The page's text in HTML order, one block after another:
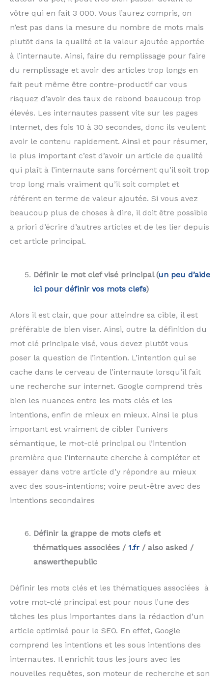
vôtre qui en fait 3 000. Vous l’aurez compris, on
n’est pas dans la mesure du nombre de mots mais
plutôt dans la qualité et la valeur ajoutée apportée
à l’internaute. Ainsi, faire du remplissage pour faire
du remplissage et avoir des articles trop longs en
fait peut même être contre-productif car vous
risquez d’avoir des taux de rebond beaucoup trop
élevés. Les internautes passent vite sur les pages
Internet, des fois 10 à 30 secondes, donc ils veulent
avoir le contenu rapidement. Ainsi et pour résumer,
le plus important c’est d’avoir un article de qualité
qui plaît à l’internaute sans forcément qu’il soit trop
trop long mais vraiment qu’il soit complet et
référent en terme de valeur ajoutée. Si vous avez
beaucoup plus de choses à dire, il doit être possible
a priori d’écrire d’autres articles et de les lier depuis
cet article principal.
Définir le mot clef visé principal (un peu d’aide
ici pour définir vos mots clefs)
Alors il est clair, que pour atteindre sa cible, il est
préférable de bien viser. Ainsi, outre la définition du
mot clé principale visé, vous devez plutôt vous
poser la question de l’intention. L’intention qui se
cache dans le cerveau de l’internaute lorsqu’il fait
une recherche sur internet. Google comprend très
bien les nuances entre les mots clés et les
intentions, enfin de mieux en mieux. Ainsi le plus
important est vraiment de cibler l’univers
sémantique, le mot-clé principal ou l’intention
première que l’internaute cherche à compléter et
essayer dans votre article d’y répondre au mieux
avec des sous-intentions; voire peut-être avec des
intentions secondaires
Définir la grappe de mots clefs et
thématiques associées / 1.fr / also asked /
answerthepublic
Définir les mots clés et les thématiques associées à
votre mot-clé principal est pour nous l’une des
tâches les plus importantes dans la rédaction d’un
article optimisé pour le SEO. En effet, Google
comprend les intentions et les sous intentions des
internautes. Il enrichit tous les jours avec les
nouvelles requêtes, son moteur de recherche et son